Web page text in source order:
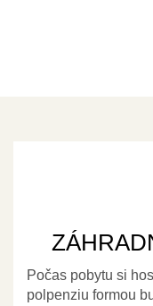
Počas pobytu si
polpenziu formou